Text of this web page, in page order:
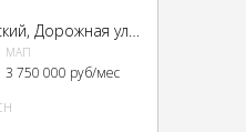
Жуковский, г Жуковский, Дорожная ул., 6
МАП
3 750 000 руб/мес